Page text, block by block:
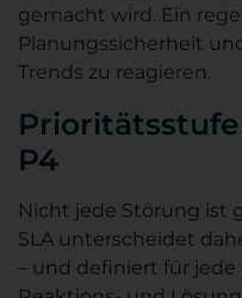
gemacht wird. Ein
Planungssicherheit
Trends zu reagieren.
P4
Nicht jede Störung ist
SLA unterscheidet
– und definiert für